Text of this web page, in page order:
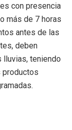
con presencia
más de 7 horas
antes de las
deben
teniendo
productos